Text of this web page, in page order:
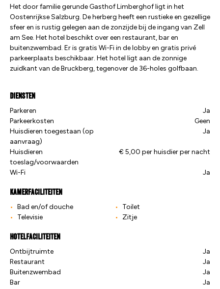
Het door familie gerunde Gasthof Limberghof ligt in het
Oostenrijkse Salzburg. De herberg heeft een rustieke en gezellige
sfeer en is rustig gelegen aan de zonzijde bij de ingang van Zell
am See. Het hotel beschikt over een restaurant, bar en
buitenzwembad. Er is gratis Wi-Fi in de lobby en gratis privé
parkeerplaats beschikbaar. Het hotel ligt aan de zonnige
zuidkant van de Bruckberg, tegenover de 36-holes golfbaan.
Diensten
Parkeren
Ja
Parkeerkosten
Geen
Huisdieren toegestaan (op
aanvraag)
Ja
Huisdieren
toeslag/voorwaarden
€ 5,00 per huisdier per nacht
Wi-Fi Ja
Kamerfaciliteiten
Bad en/of douche
Toilet
Televisie
Zitje
Hotelfaciliteiten
Ontbijtruimte
Ja
Restaurant
Ja
Buitenzwembad
Ja
Bar
Ja